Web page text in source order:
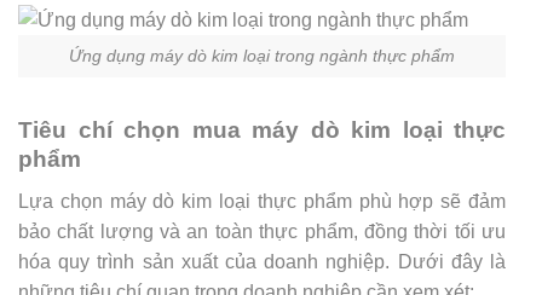
Ứng dụng máy dò kim loại trong ngành thực phẩm
Tiêu chí chọn mua máy dò kim loại thực
phẩm
Lựa chọn máy dò kim loại thực phẩm phù hợp sẽ đảm
bảo chất lượng và an toàn thực phẩm, đồng thời tối ưu
hóa quy trình sản xuất của doanh nghiệp. Dưới đây là